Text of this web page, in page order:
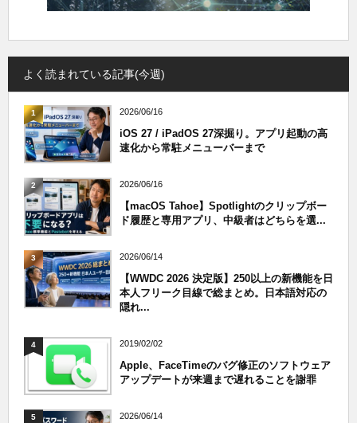
よく読まれている記事(今週)
1 2026/06/16
iOS 27 / iPadOS 27深掘り。アプリ起動の高
速化から常駐メニューバーまで
2 2026/06/16
【macOS Tahoe】Spotlightのクリップボー
ド履歴と専用アプリ、中級者はどちらを選...
3 2026/06/14
【WWDC 2026 決定版】250以上の新機能を日
本人フリーク目線で総まとめ。日本語対応の
隠れ...
4 2019/02/02
Apple、FaceTimeのバグ修正のソフトウェア
アップデートが来週まで遅れることを謝罪
5 2026/06/14